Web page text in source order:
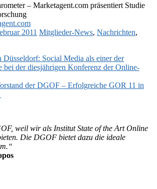
– Marketagent.com präsentiert Studie
2011 Mitglieder-News, Nachrichten,
Düsseldorf: Social Media als einer der
bei der diesjährigen Konferenz der Online-
der DGOF – Erfolgreiche GOR 11 in
weil wir als Institut State of the Art Online
Die DGOF bietet dazu die ideale